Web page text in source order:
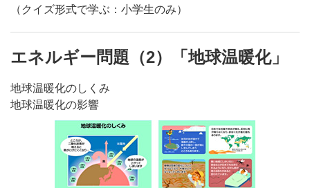
（クイズ形式で学ぶ：小学生のみ）
エネルギー問題（2）「地球温暖化」
地球温暖化のしくみ
地球温暖化の影響